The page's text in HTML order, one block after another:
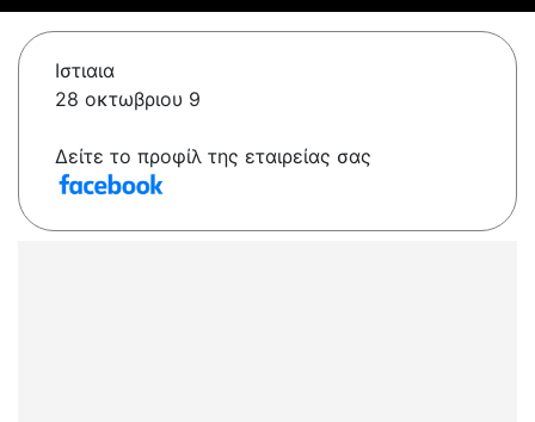
Ιστιαια
28 οκτωβριου 9
Δείτε το προφίλ της εταιρείας σας